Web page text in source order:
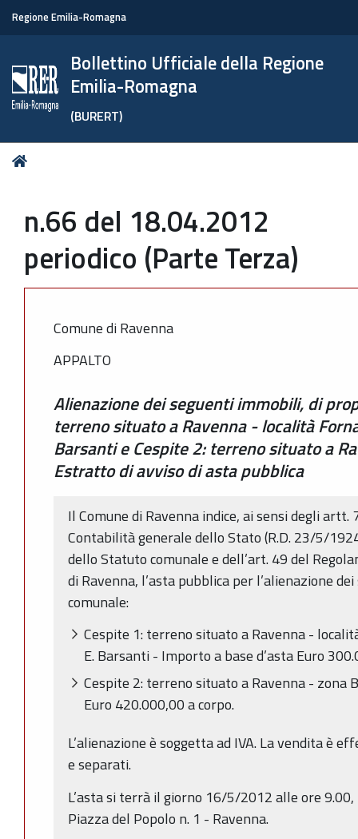
Regione Emilia-Romagna
Bollettino Ufficiale della Regione
Emilia-Romagna
(BURERT)
Tu
n.66 del 18.04.2012
periodico (Parte Terza)
Comune di Ravenna
APPALTO
Alienazione dei seguenti immobili, di
terreno situato a Ravenna - località
Barsanti e Cespite 2: terreno situato a
Estratto di avviso di asta pubblica
Il Comune di Ravenna indice, ai sensi degli
Contabilità generale dello Stato (R.D. 23/5/
dello Statuto comunale e dell’art. 49 del
di Ravenna, l’asta pubblica per l’alienazione
comunale:
Cespite 1: terreno situato a Ravenna -
E. Barsanti - Importo a base d’asta Euro
Cespite 2: terreno situato a Ravenna - zona
Euro 420.000,00 a corpo.
L’alienazione è soggetta ad IVA. La vendita è
e separati.
L’asta si terrà il giorno 16/5/2012 alle ore
Piazza del Popolo n. 1 - Ravenna.